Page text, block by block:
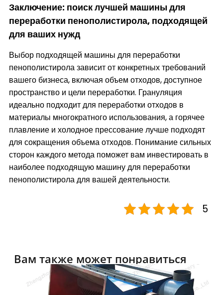
Заключение: поиск лучшей машины для
переработки пенополистирола, подходящей
для ваших нужд
Выбор подходящей машины для переработки
пенополистирола зависит от конкретных требований
вашего бизнеса, включая объем отходов, доступное
пространство и цели переработки. Грануляция
идеально подходит для переработки отходов в
материалы многократного использования, а горячее
плавление и холодное прессование лучше подходят
для сокращения объема отходов. Понимание сильных
сторон каждого метода поможет вам инвестировать в
наиболее подходящую машину для переработки
пенополистирола для вашей деятельности.
5
Вам также может понравиться